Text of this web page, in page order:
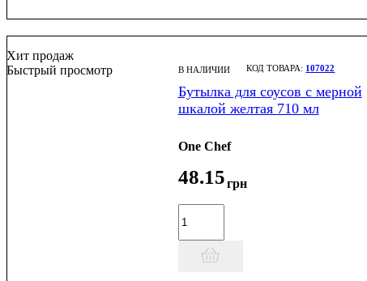
Хит продаж
Быстрый просмотр
В НАЛИЧИИ 107022
Бутылка для соусов с мерной
шкалой желтая 710 мл
One Chef
48.15грн